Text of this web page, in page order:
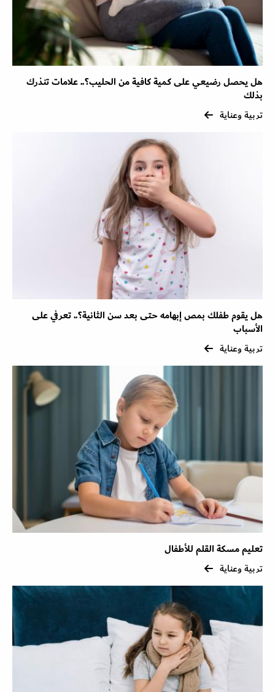
هل يحصل رضيعي على كمية كافية من الحليب؟.. علامات تنذرك
بذلك
تربية وعناية
هل يقوم طفلك بمص إبهامه حتى بعد سن الثانية؟.. تعرفي على
الأسباب
تربية وعناية
تعليم مسكة القلم للأطفال
تربية وعناية